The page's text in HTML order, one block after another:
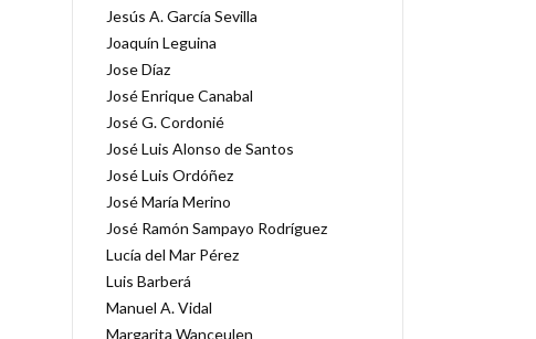
Jesús A. García Sevilla
Joaquín Leguina
Jose Díaz
José Enrique Canabal
José G. Cordonié
José Luis Alonso de Santos
José Luis Ordóñez
José María Merino
José Ramón Sampayo Rodríguez
Lucía del Mar Pérez
Luis Barberá
Manuel A. Vidal
Margarita Wanceulen